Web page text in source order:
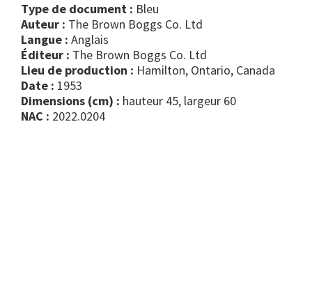
Type de document :
bleu
Auteur : The Brown Boggs Co. Ltd
Langue : Anglais
Éditeur : The Brown Boggs Co. Ltd
Lieu de production : Hamilton, Ontario, Canada
Date : 1953
Dimensions (cm) : hauteur 45, largeur 60
NAC : 2022.0204